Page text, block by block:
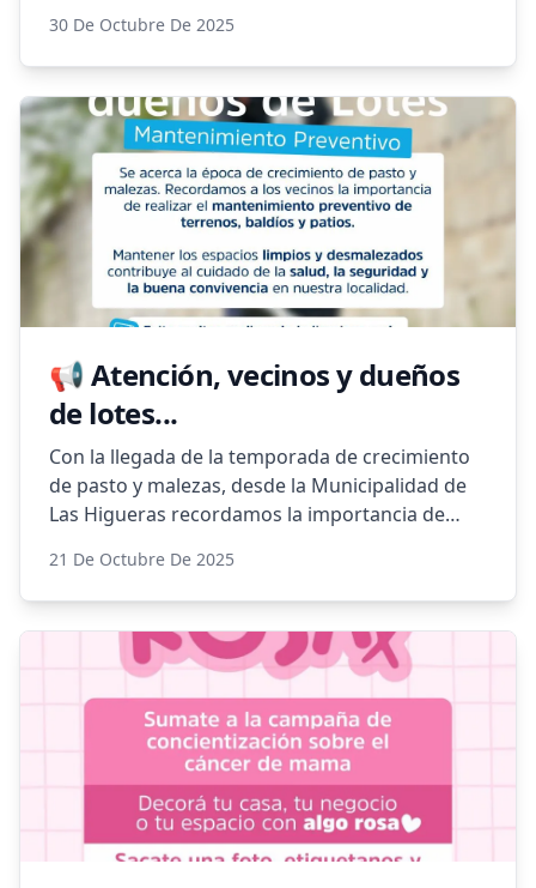
Te invitamos a leerlas con atención y
mantenerte al día con la información vigente.
🙌 Seguimos trabajando para mejorar la
atención y los servicios a nuestros vecinos.
30 De Octubre De 2025
📢 Atención, vecinos y dueños
de lotes...
Con la llegada de la temporada de crecimiento
de pasto y malezas, desde la Municipalidad de
Las Higueras recordamos la importancia de
terrenos, baldíos y patios.
Mantener los espacios limpios y desmalezados
no solo embellece nuestra localidad, sino que
también protege la salud, la seguridad y la
buena convivencia entre todos. 🌿
👉 Evitá multas realizando la limpieza y el
desmalezado en tiempo y forma.
📍Consultas: Juzgado Administrativo Municipal
21 De Octubre De 2025